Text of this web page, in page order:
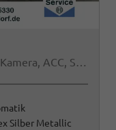
1.0 TSI 85 kW Life DSG Life, LED, Kamera, ACC, Side, Winter, 17-Zoll, 3-J. Garantie
Silber Metallic